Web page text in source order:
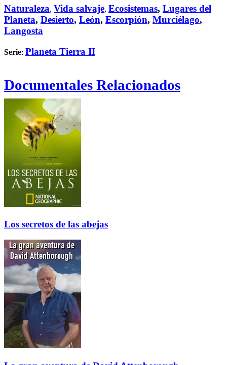
Naturaleza, Vida salvaje, Ecosistemas, Lugares del
Planeta, Desierto, León, Escorpión, Murciélago,
Langosta
Serie: Planeta Tierra II
Documentales Relacionados
Los secretos de las abejas